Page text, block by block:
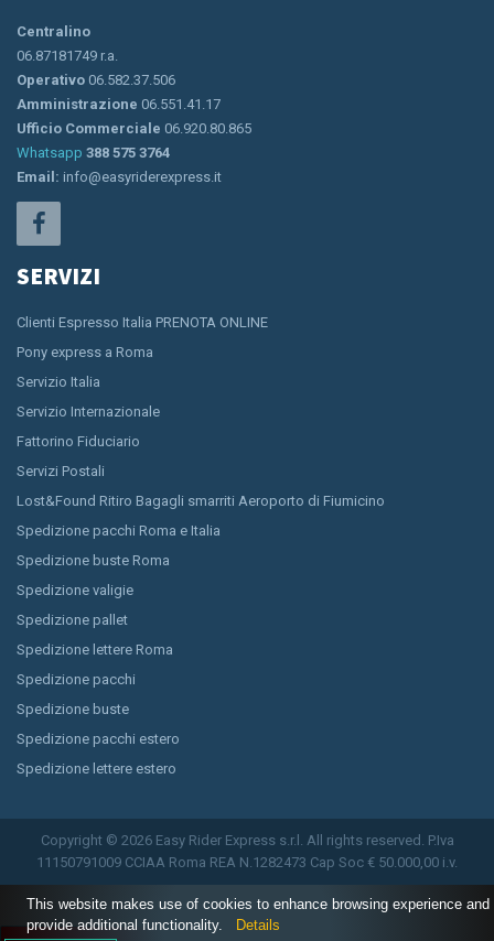
Centralino
06.87181749 r.a.
Operativo 06.582.37.506
Amministrazione 06.551.41.17
Ufficio Commerciale 06.920.80.865
Whatsapp 388 575 3764
Email: info@easyriderexpress.it
SERVIZI
Clienti Espresso Italia PRENOTA ONLINE
Pony express a Roma
Servizio Italia
Servizio Internazionale
Fattorino Fiduciario
Servizi Postali
Lost&Found Ritiro Bagagli smarriti Aeroporto di Fiumicino
Spedizione pacchi Roma e Italia
Spedizione buste Roma
Spedizione valigie
Spedizione pallet
Spedizione lettere Roma
Spedizione pacchi
Spedizione buste
Spedizione pacchi estero
Spedizione lettere estero
Copyright © 2026 Easy Rider Express s.r.l. All rights reserved. P.Iva
11150791009 CCIAA Roma REA N.1282473 Cap Soc € 50.000,00 i.v.
This website makes use of cookies to enhance browsing experience and
provide additional functionality.
Details